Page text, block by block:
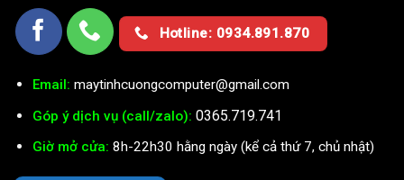
Hotline: 0934.891.870
Email: maytinhcuongcomputer@gmail.com
Góp ý dịch vụ (call/zalo): 0365.719.741
Giờ mở cửa: 8h-22h30 hằng ngày (kể cả thứ 7, chủ nhật)